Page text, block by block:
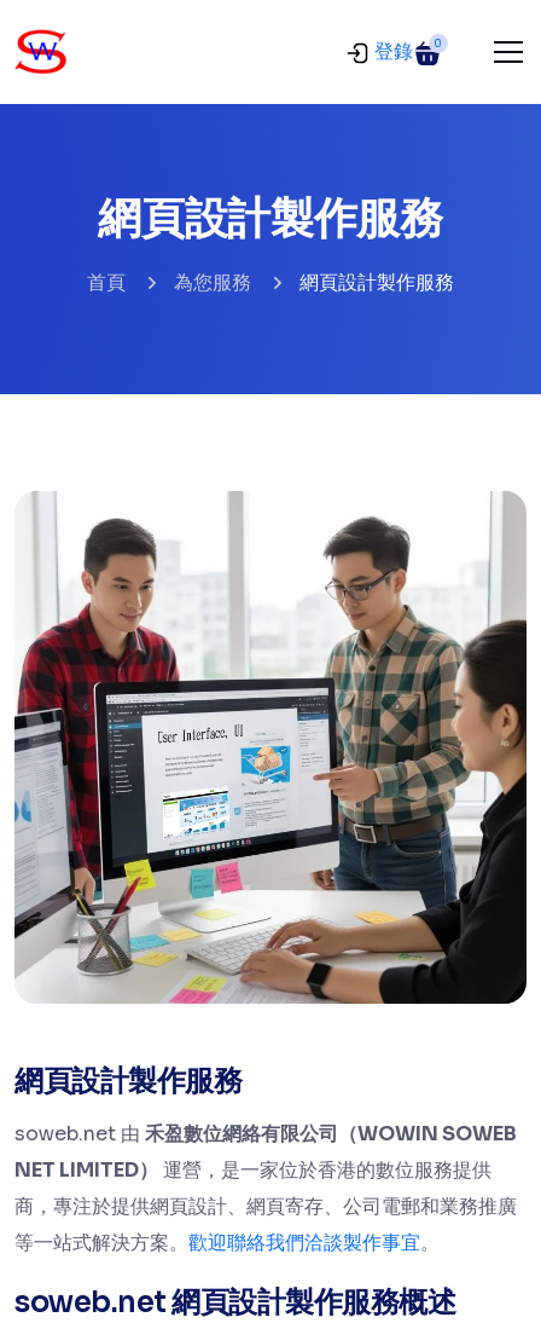
登錄 0
網頁設計製作服務
首頁 為您服務 網頁設計製作服務
網頁設計製作服務
soweb.net 由 禾盈數位網絡有限公司（WOWIN SOWEB
NET LIMITED）
運營，是一家位於香港的數位服務提供
商，專注於提供網頁設計、網頁寄存、公司電郵和業務推廣
等一站式解決方案。 歡迎聯絡我們洽談製作事宜。
soweb.net 網頁設計製作服務概述